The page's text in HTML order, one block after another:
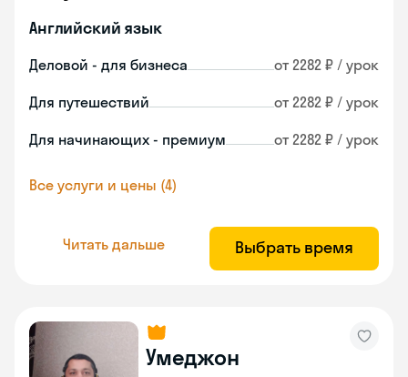
Английский язык
Деловой - для бизнеса от 2282 ₽ / урок
Для путешествий от 2282 ₽ / урок
Для начинающих - премиум от 2282 ₽ / урок
Все услуги и цены (4)
Читать дальше Выбрать время
Умеджон